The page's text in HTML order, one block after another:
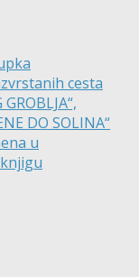
cesta
DO SOLINA“
u